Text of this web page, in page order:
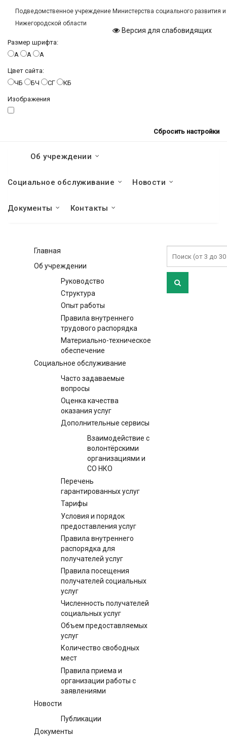
Подведомственное учреждение Министерства социального развития
Нижегородской области
Версия для слабовидящих
Размер шрифта:
A
A A
Цвет сайта:
ЧБ
БЧ СГ КБ
Изображения
Сбросить настройки
Об учреждении
Социальное обслуживание Новости
Документы Контакты
Главная
Об учреждении
Руководство
Структура
Опыт работы
Правила внутреннего
трудового распорядка
Материально-техническое
обеспечение
Социальное обслуживание
Часто задаваемые
вопросы
Оценка качества
оказания услуг
Дополнительные сервисы
Взаимодействие с
волонтёрскими
организациями и
СО НКО
Перечень
гарантированных услуг
Тарифы
Условия и порядок
предоставления услуг
Правила внутреннего
распорядка для
получателей услуг
Правила посещения
получателей социальных
услуг
Численность получателей
социальных услуг
Объем предоставляемых
услуг
Количество свободных
мест
Правила приема и
организации работы с
заявлениями
Новости
Публикации
Документы